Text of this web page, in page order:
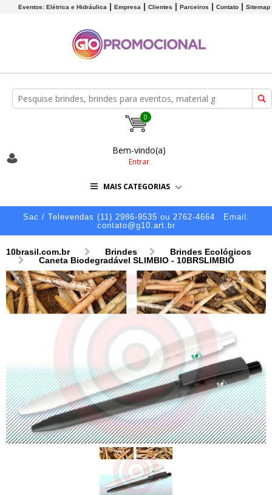
Eventos: Elétrica e Hidráulica Empresa Clientes Parceiros Contato Sitemap
0
Bem-vindo(a)
Entrar
MAIS CATEGORIAS
Sac / Televendas (11) 2986-9535 ou 2762-4664
Email:
contato@g10.art.br
10brasil.com.br Brindes
Brindes Ecológicos
Caneta Biodegradável SLIMBIO - 10BRSLIMBIO